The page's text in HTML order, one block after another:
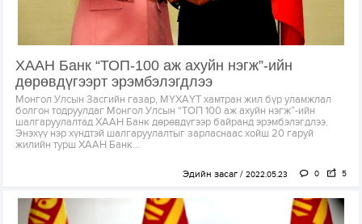
ХААН Банк “ТОП-100 аж ахуйн нэгж”-ийн
дөрөвдүгээрт эрэмбэлэгдлээ
Монгол Улсын Засгийн газар, МҮХАҮТ хамтран жил бүр уламжлал
болгон тодруулдаг Монгол Улсын “ТОП 100 аж ахуйн нэгж”-ийн
шалгаруулалтад ХААН Банк дөрөвдүгээр байранд эрэмбэлэгдлээ.
Энэхүү нэр хүндтэй шалгаруулалтыг зарласнаас хойш 20 гаруй
жилийн турш ХААН Банк...
Эдийн засаг 2022.05.23 0 5